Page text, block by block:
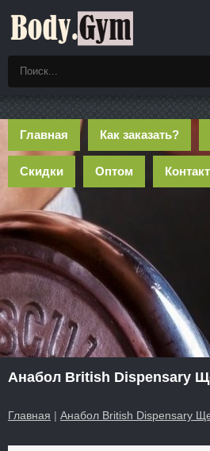
Главная Как заказать?
Скидки Оптом
Анабол British Dispensary
Главная | Анабол British Dispensary